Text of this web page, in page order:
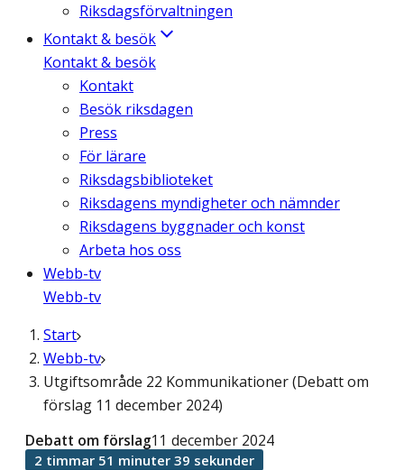
Riksdagsförvaltningen
Kontakt & besök
Kontakt & besök
Kontakt
Besök riksdagen
Press
För lärare
Riksdagsbiblioteket
Riksdagens myndigheter och nämnder
Riksdagens byggnader och konst
Arbeta hos oss
Webb-tv
Webb-tv
Start
Webb-tv
Utgiftsområde 22 Kommunikationer (Debatt om
förslag 11 december 2024)
Debatt om förslag11 december 2024
2 timmar 51 minuter 39 sekunder